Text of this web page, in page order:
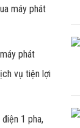
máy phát
phát
vụ tiện lợi
1 pha,